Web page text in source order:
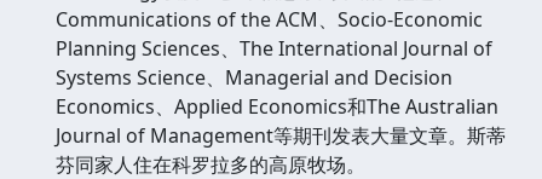
Communications of the ACM、Socio-Economic
Planning Sciences、The International Journal of
Systems Science、Managerial and Decision
Economics、Applied Economics和The Australian
Journal of Management等期刊发表大量文章。斯蒂
芬同家人住在科罗拉多的高原牧场。